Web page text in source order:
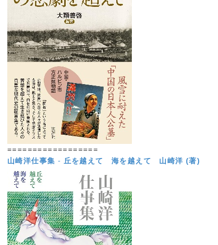
==================
山崎洋仕事集 - 丘を越えて 海を越えて 山崎洋 (著)